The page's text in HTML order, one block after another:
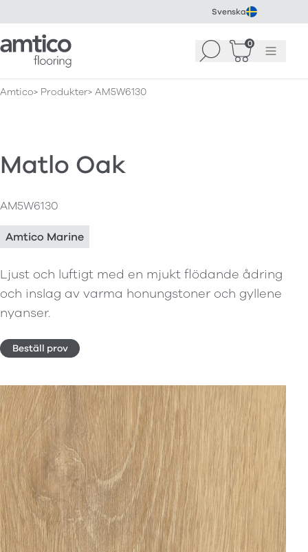
Svenska
Amtico Flooring Sök 0
Korg 0)Meny
Amtico Produkter AM5W6130
Matlo Oak
AM5W6130
Amtico Marine
Ljust och luftigt med en mjukt flödande ådring
och inslag av varma honungstoner och gyllene
nyanser.
Beställ prov